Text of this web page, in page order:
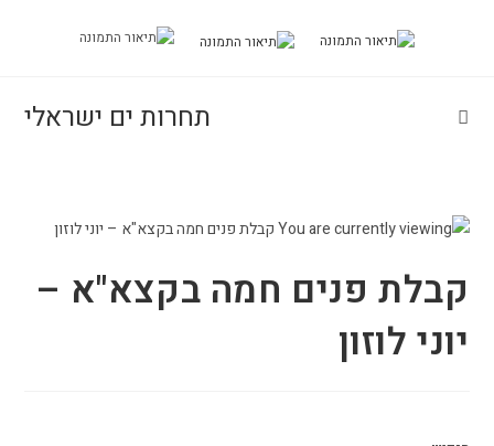
תחרות ים ישראלי
קבלת פנים חמה בקצא"א –
יוני לוזון